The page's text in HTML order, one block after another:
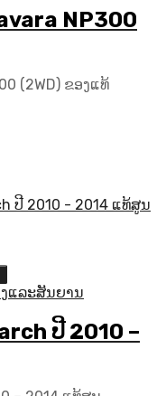
NP300
(2WD) ຂອງແທ້
ແລະສັນຍານ
ປີ 2010 –